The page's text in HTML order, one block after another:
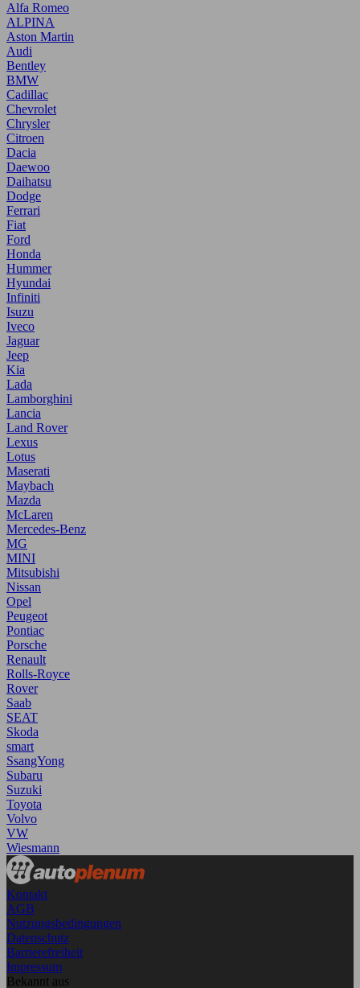
Alfa Romeo
ALPINA
Aston Martin
Audi
Bentley
BMW
Cadillac
Chevrolet
Chrysler
Citroen
Dacia
Daewoo
Daihatsu
Dodge
Ferrari
Fiat
Ford
Honda
Hummer
Hyundai
Infiniti
Isuzu
Iveco
Jaguar
Jeep
Kia
Lada
Lamborghini
Lancia
Land Rover
Lexus
Lotus
Maserati
Maybach
Mazda
McLaren
Mercedes-Benz
MG
MINI
Mitsubishi
Nissan
Opel
Peugeot
Pontiac
Porsche
Renault
Rolls-Royce
Rover
Saab
SEAT
Skoda
smart
SsangYong
Subaru
Suzuki
Toyota
Volvo
VW
Wiesmann
Kontakt
AGB
Nutzungsbedingungen
Datenschutz
Barrierefreiheit
Impressum
Bekannt aus